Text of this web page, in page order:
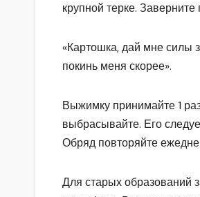
крупной терке.
«Картошка, дай мне силы
покинь меня скорее».
Выжимку принимайте 1
выбрасывайте. Его
Обряд повторяйте
Для старых образований